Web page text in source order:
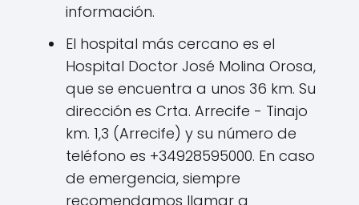
información.
El hospital más cercano es el
Hospital Doctor José Molina Orosa,
que se encuentra a unos 36 km. Su
dirección es Crta. Arrecife - Tinajo
km. 1,3 (Arrecife) y su número de
teléfono es +34928595000. En caso
de emergencia, siempre
recomendamos llamar a